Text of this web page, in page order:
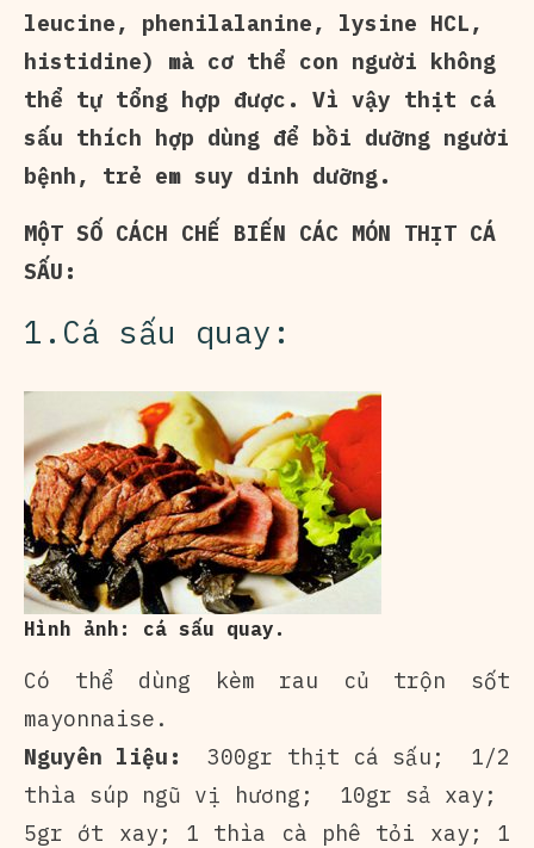
leucine, phenilalanine, lysine HCL,
histidine) mà cơ thể con người không
thể tự tổng hợp được. Vì vậy thịt cá
sấu thích hợp dùng để bồi dưỡng người
bệnh, trẻ em suy dinh dưỡng.
MỘT SỐ CÁCH CHẾ BIẾN CÁC MÓN THỊT CÁ
SẤU:
1.Cá sấu quay:
Hình ảnh: cá sấu quay.
Có thể dùng kèm rau củ trộn sốt
mayonnaise.
Nguyên liệu:
300gr thịt cá sấu; 1/2
thìa súp ngũ vị hương; 10gr sả xay;
5gr ớt xay; 1 thìa cà phê tỏi xay; 1